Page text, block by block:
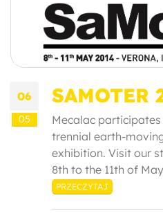
06
05
SAMOTER
Mecalac
trennial earth-
exhibition. Visit our
8th to the 11th of
PRZECZYTAJ